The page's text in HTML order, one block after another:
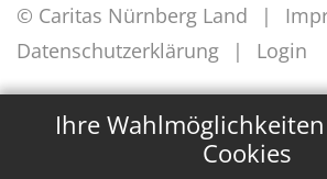
Ihre
Cookies
© Caritas Nürnberg Land
Datenschutzerklärung
Login